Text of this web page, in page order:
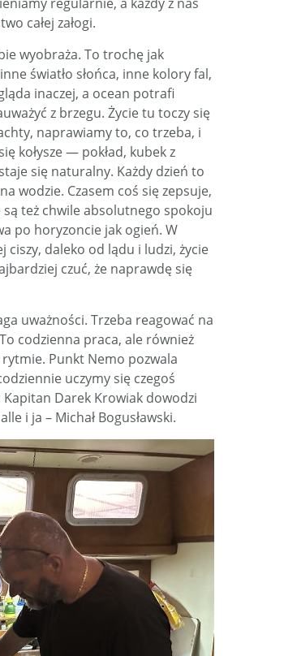
całej załogi.
wyobraża. To trochę jak
światło słońca, inne kolory fal,
inaczej, a ocean potrafi
z brzegu. Życie tu toczy się
naprawiamy to, co trzeba, i
kołysze — pokład, kubek z
się naturalny. Każdy dzień to
wodzie. Czasem coś się zepsuje,
też chwile absolutnego spokoju
po horyzoncie jak ogień. W
daleko od lądu i ludzi, życie
czuć, że naprawdę się
uważności. Trzeba reagować na
codzienna praca, ale również
Punkt Nemo pozwala
uczymy się czegoś
Darek Krowiak dowodzi
i ja – Michał Bogusławski.